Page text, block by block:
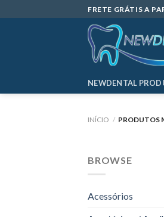
to
FRETE GRÁTIS A
NEWDENTAL
INÍCIO / PRODUTOS
BROWSE
Acessórios